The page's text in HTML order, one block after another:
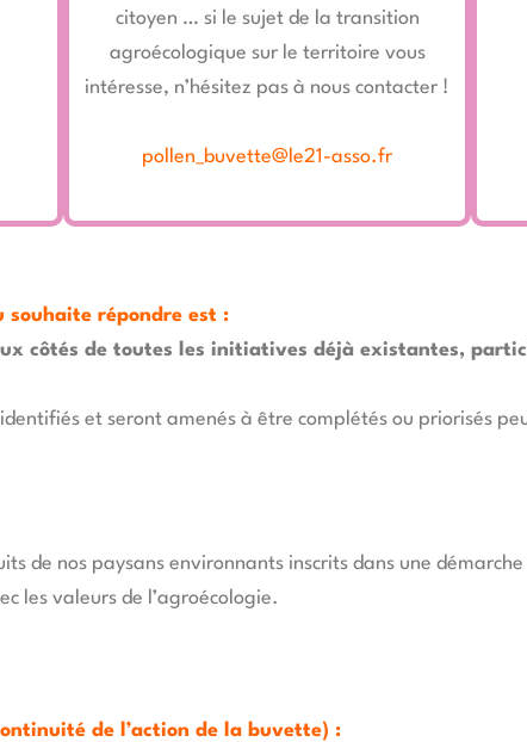
citoyen … si le sujet de la transition
agroécologique sur le territoire vous
intéresse, n’hésitez pas à nous contacter !
pollen_buvette@le21-asso.fr
souhaite répondre est :
côtés de toutes les initiatives déjà existantes,
et seront amenés à être complétés ou priorisés
de nos paysans environnants inscrits dans une
les valeurs de l’agroécologie.
de l’action de la buvette) :